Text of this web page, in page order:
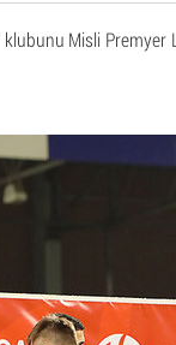
Misli Premyer